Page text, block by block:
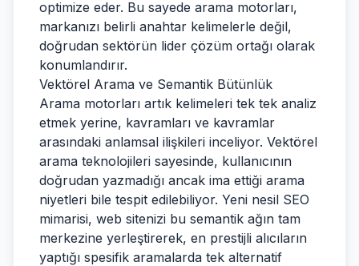
optimize eder. Bu sayede arama motorları,
markanızı belirli anahtar kelimelerle değil,
doğrudan sektörün lider çözüm ortağı olarak
konumlandırır.
Vektörel Arama ve Semantik Bütünlük
Arama motorları artık kelimeleri tek tek analiz
etmek yerine, kavramları ve kavramlar
arasındaki anlamsal ilişkileri inceliyor. Vektörel
arama teknolojileri sayesinde, kullanıcının
doğrudan yazmadığı ancak ima ettiği arama
niyetleri bile tespit edilebiliyor. Yeni nesil SEO
mimarisi, web sitenizi bu semantik ağın tam
merkezine yerleştirerek, en prestijli alıcıların
yaptığı spesifik aramalarda tek alternatif